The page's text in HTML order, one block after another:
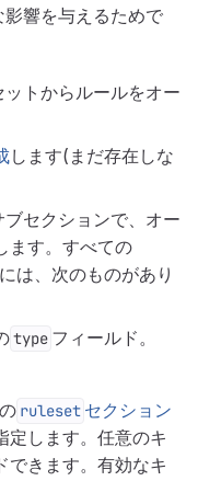
響を与えるためで
トからルールをオー
します(まだ存在しな
ブセクションで、オー
ます。すべての
には、次のものがあり
type フィールド。
の ruleset セクション
定します。任意のキ
できます。有効なキ